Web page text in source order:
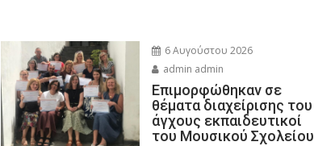
6 Αυγούστου 2026
admin admin
Eπιμορφώθηκαν σε
θέματα διαχείρισης του
άγχους εκπαιδευτικοί
του Μουσικού Σχολείου